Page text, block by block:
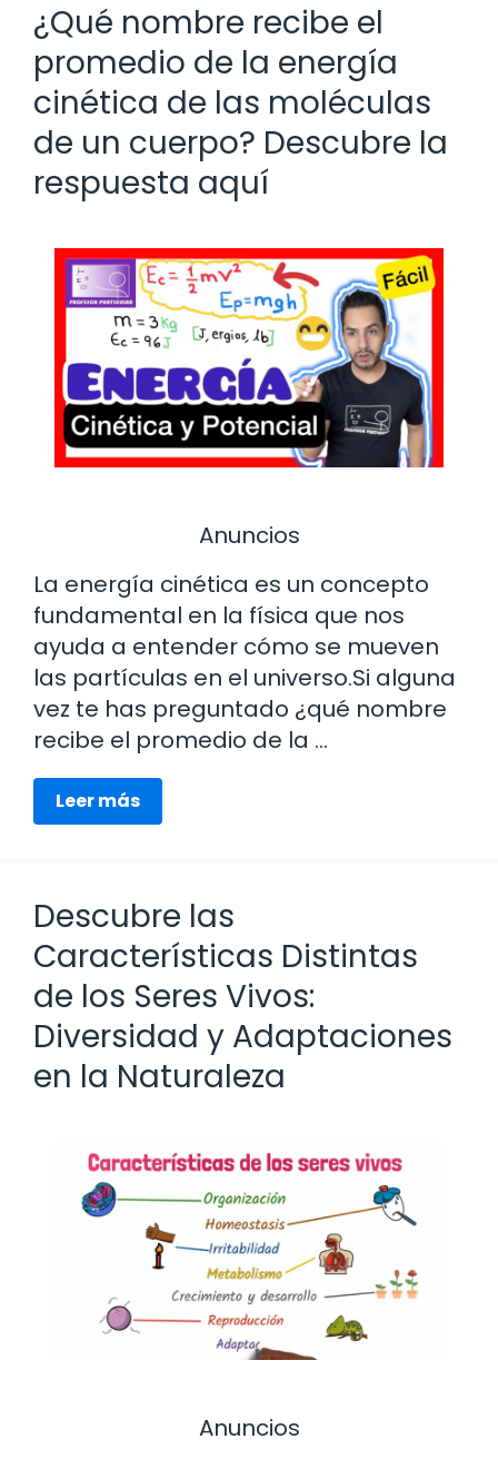
¿Qué nombre recibe el
promedio de la energía
cinética de las moléculas
de un cuerpo? Descubre la
respuesta aquí
Anuncios
La energía cinética es un concepto
fundamental en la física que nos
ayuda a entender cómo se mueven
las partículas en el universo.Si alguna
vez te has preguntado ¿qué nombre
recibe el promedio de la …
Leer más
Descubre las
Características Distintas
de los Seres Vivos:
Diversidad y Adaptaciones
en la Naturaleza
Anuncios